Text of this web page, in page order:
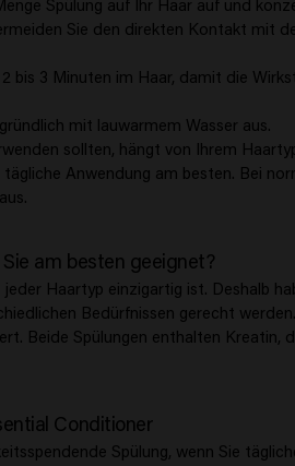
Spülung auf Ihr Haar auf und
Sie den direkten Kontakt mit
2 bis 3 Minuten im Haar, damit die
mit lauwarmem Wasser aus.
sollten, hängt von Ihrem
Anwendung am besten. Bei
am besten geeignet?
jeder Haartyp einzigartig ist. Deshalb
Bedürfnissen gerecht
Beide Spülungen enthalten Kreatin,
Conditioner
Spülung, wenn Sie